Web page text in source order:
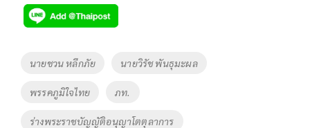
e
b
o
k
tt
er
p
y
Tags
นายชวน หลีกภัย นายวิรัช พันธุมะผล
พรรคภูมิใจไทย ภท.
ร่างพระราชบัญญัติอนุญาโตตุลาการ